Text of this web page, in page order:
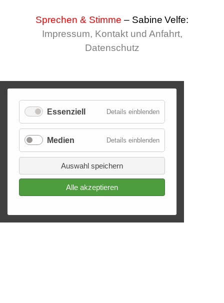
Sprechen & Stimme – Sabine Velfe:
Impressum, Kontakt und Anfahrt,
Datenschutz
Essenziell Details einblenden
Medien Details einblenden
Auswahl speichern
Alle akzeptieren